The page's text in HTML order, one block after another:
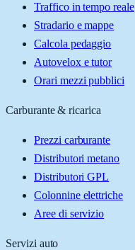
Traffico in tempo reale
Stradario e mappe
Calcola pedaggio
Autovelox e tutor
Orari mezzi pubblici
Carburante & ricarica
Prezzi carburante
Distributori metano
Distributori GPL
Colonnine elettriche
Aree di servizio
Servizi auto